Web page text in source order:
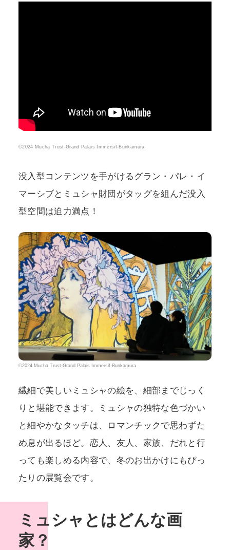
©2024 Mucha Trust-Grand Palais Immersif-Bunkamura
没入型コンテンツを手がけるグラン・パレ・イ
マーシブとミュシャ財団がタッグを組んだ没入
型空間は迫力満点！
©2024 Mucha Trust-Grand Palais Immersif-Bunkamura
繊細で美しいミュシャの絵を、細部までじっく
りと堪能できます。ミュシャの独特な色づかい
と細やかなタッチは、ロマンチックで思わずた
め息が出るほど。恋人、友人、家族、だれと行
っても楽しめる内容で、冬のお出かけにもぴっ
たりの展覧会です。
ミュシャとはどんな画
家？